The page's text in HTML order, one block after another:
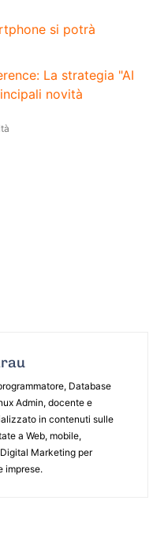
si potrà
La strategia "AI
novità
Database
Admin, docente e
in contenuti sulle
a Web, mobile,
Marketing per
imprese.